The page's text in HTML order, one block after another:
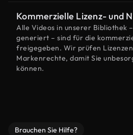
Kommerzielle Lizenz- und
Alle Videos in unserer Bibliothek
generiert – sind für die
freigegeben. Wir prüfen
Markenrechte, damit Sie
können.
Brauchen Sie Hilfe?